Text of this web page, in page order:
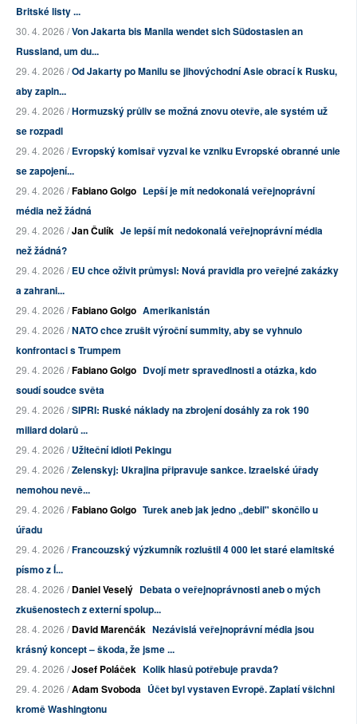
Britské listy ...
30. 4. 2026 /Von Jakarta bis Manila wendet sich Südostasien an
Russland, um du...
29. 4. 2026 /Od Jakarty po Manilu se jihovýchodní Asie obrací k Rusku,
aby zapln...
29. 4. 2026 /Hormuzský průliv se možná znovu otevře, ale systém už
se rozpadl
29. 4. 2026 /Evropský komisař vyzval ke vzniku Evropské obranné unie
se zapojení...
29. 4. 2026 /Fabiano Golgo Lepší je mít nedokonalá veřejnoprávní
média než žádná
29. 4. 2026 /Jan Čulík Je lepší mít nedokonalá veřejnoprávní média
než žádná?
29. 4. 2026 /EU chce oživit průmysl: Nová pravidla pro veřejné zakázky
a zahrani...
29. 4. 2026 /Fabiano Golgo Amerikanistán
29. 4. 2026 /NATO chce zrušit výroční summity, aby se vyhnulo
konfrontaci s Trumpem
29. 4. 2026 /Fabiano Golgo Dvojí metr spravedlnosti a otázka, kdo
soudí soudce světa
29. 4. 2026 /SIPRI: Ruské náklady na zbrojení dosáhly za rok 190
miliard dolarů ...
29. 4. 2026 /Užiteční idioti Pekingu
29. 4. 2026 /Zelenskyj: Ukrajina připravuje sankce. Izraelské úřady
nemohou nevě...
29. 4. 2026 /Fabiano Golgo Turek aneb jak jedno „debil" skončilo u
úřadu
29. 4. 2026 /Francouzský výzkumník rozluštil 4 000 let staré elamitské
písmo z Í...
28. 4. 2026 /Daniel Veselý Debata o veřejnoprávnosti aneb o mých
zkušenostech z externí spolup...
28. 4. 2026 /David Marenčák Nezávislá veřejnoprávní média jsou
krásný koncept – škoda, že jsme ...
29. 4. 2026 /Josef Poláček Kolik hlasů potřebuje pravda?
29. 4. 2026 /Adam Svoboda Účet byl vystaven Evropě. Zaplatí všichni
kromě Washingtonu